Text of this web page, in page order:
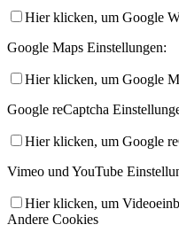
Hier klicken, um Google
Google Maps Einstellungen:
Hier klicken, um Google
Google reCaptcha
Hier klicken, um Google
Vimeo und YouTube
Hier klicken, um
Andere Cookies